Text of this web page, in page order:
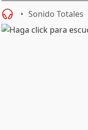
Sonido Totales